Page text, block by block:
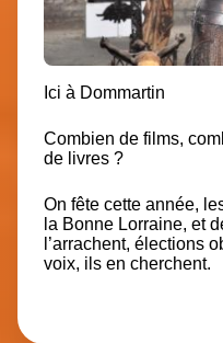
Ici à Dommartin
Combien de films,
de livres ?
On fête cette année,
la Bonne Lorraine, et
l’arrachent, élections
voix, ils en cherchent.